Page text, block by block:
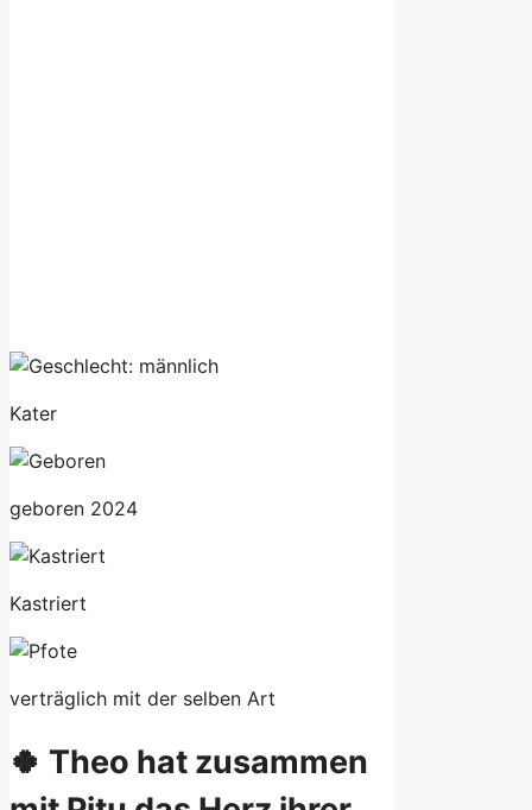
Kater
geboren 2024
Kastriert
verträglich mit der selben Art
🍀 Theo hat zusammen